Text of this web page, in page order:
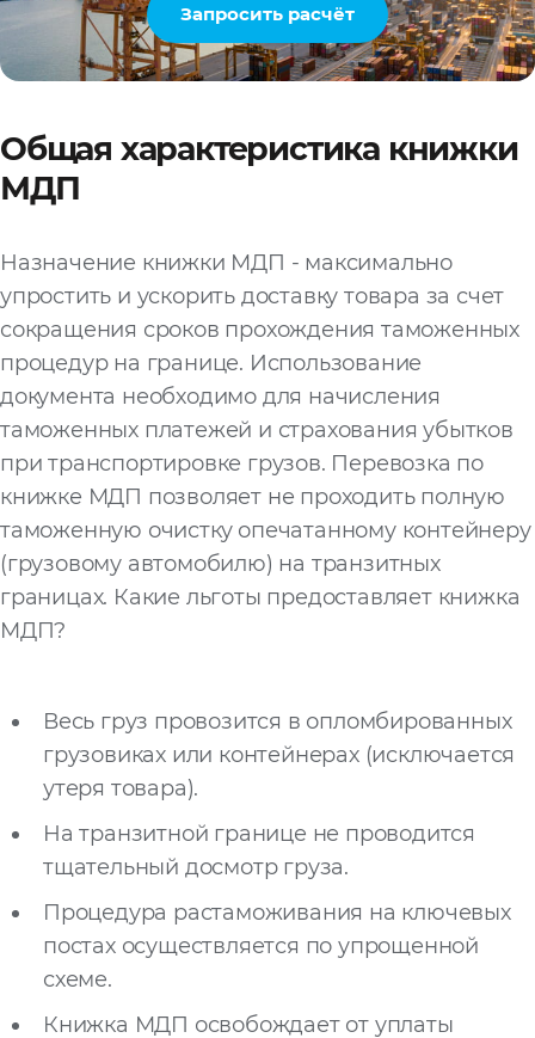
Запросить расчёт
Общая характеристика книжки
МДП
Назначение книжки МДП - максимально
упростить и ускорить доставку товара за счет
сокращения сроков прохождения таможенных
процедур на границе. Использование
документа необходимо для начисления
таможенных платежей и страхования убытков
при транспортировке грузов. Перевозка по
книжке МДП позволяет не проходить полную
таможенную очистку опечатанному контейнеру
(грузовому автомобилю) на транзитных
границах. Какие льготы предоставляет книжка
МДП?
Весь груз провозится в опломбированных
грузовиках или контейнерах (исключается
утеря товара).
На транзитной границе не проводится
тщательный досмотр груза.
Процедура растаможивания на ключевых
постах осуществляется по упрощенной
схеме.
Книжка МДП освобождает от уплаты